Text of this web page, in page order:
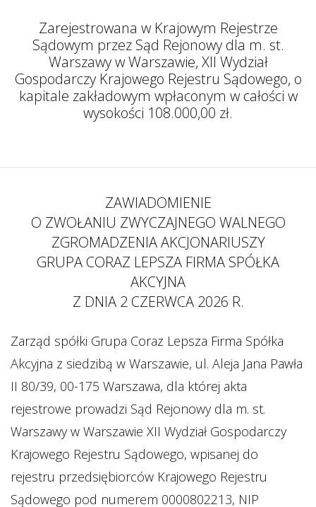
Zarejestrowana w Krajowym Rejestrze
Sądowym przez Sąd Rejonowy dla m. st.
Warszawy w Warszawie, XII Wydział
Gospodarczy Krajowego Rejestru Sądowego, o
kapitale zakładowym wpłaconym w całości w
wysokości 108.000,00 zł.
ZAWIADOMIENIE
O ZWOŁANIU ZWYCZAJNEGO WALNEGO
ZGROMADZENIA AKCJONARIUSZY
GRUPA CORAZ LEPSZA FIRMA SPÓŁKA
AKCYJNA
Z DNIA 2 CZERWCA 2026 R.
Zarząd spółki Grupa Coraz Lepsza Firma Spółka
Akcyjna z siedzibą w Warszawie, ul. Aleja Jana Pawła
II 80/39, 00-175 Warszawa, dla której akta
rejestrowe prowadzi Sąd Rejonowy dla m. st.
Warszawy w Warszawie XII Wydział Gospodarczy
Krajowego Rejestru Sądowego, wpisanej do
rejestru przedsiębiorców Krajowego Rejestru
Sądowego pod numerem 0000802213, NIP